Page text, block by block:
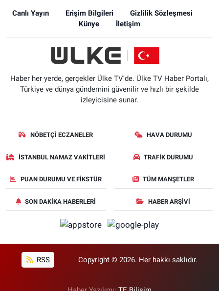
Canlı Yayın Erişim Bilgileri
Gizlilik Sözleşmesi
Künye
İletişim
Haber her yerde, gerçekler Ülke TV'de. Ülke TV Haber Portalı,
Türkiye ve dünya gündemini güvenilir ve hızlı bir şekilde
izleyicisine sunar.
NÖBETÇI ECZANELER HAVA DURUMU
İSTANBUL NAMAZ VAKITLERI TRAFIK DURUMU
PUAN DURUMU VE FIKSTÜR TÜM MANŞETLER
SON DAKIKA HABERLERI HABER ARŞIVI
RSS Copyright © 2026. Her hakkı saklıdır.